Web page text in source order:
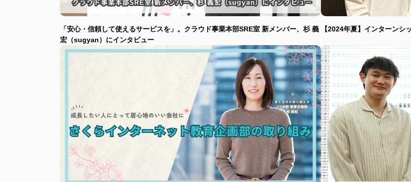
「安心・信頼して使えるサービスを」。クラウド事業本部SRE室 新メンバー、杉 義
宏（sugyan）にインタビュー
【2024年夏】インターンシ